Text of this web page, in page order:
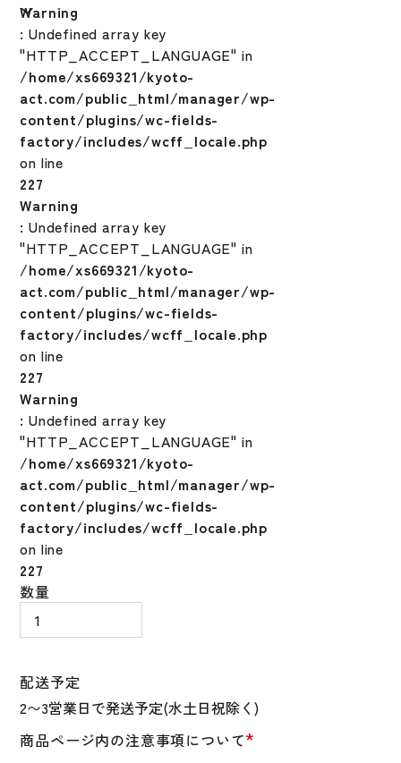
商品ページ内の注意事項について*
Warning
: Undefined array key
"HTTP_ACCEPT_LANGUAGE" in
/home/xs669321/kyoto-
act.com/public_html/manager/wp-
content/plugins/wc-fields-
factory/includes/wcff_locale.php
on line
227
Warning
: Undefined array key
"HTTP_ACCEPT_LANGUAGE" in
/home/xs669321/kyoto-
act.com/public_html/manager/wp-
content/plugins/wc-fields-
factory/includes/wcff_locale.php
on line
227
配送予定
数量
ニ
ー
ラ
59FIFTY
大
谷
Warning
: Undefined array key
"HTTP_ACCEPT_LANGUAGE" in
/home/xs669321/kyoto-
act.com/public_html/manager/wp-
content/plugins/wc-fields-
factory/includes/wcff_locale.php
on line
227